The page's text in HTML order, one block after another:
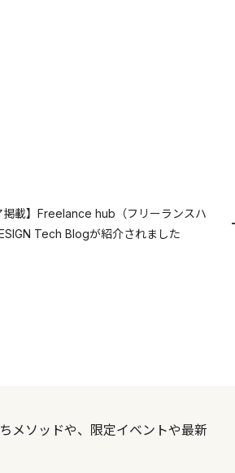
掲載】Freelance hub（フリーランスハ
Tech Blogが紹介されました
メソッドや、限定イベントや最新